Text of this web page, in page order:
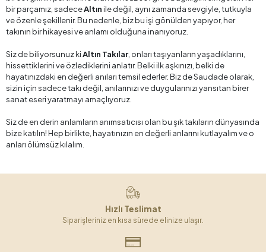
bir parçamız, sadeceAltınile değil, aynı zamanda sevgiyle, tutkuyla
ve özenle şekillenir. Bu nedenle, biz bu işi gönülden yapıyor, her
takının bir hikayesi ve anlamı olduğuna inanıyoruz.
Siz de biliyorsunuz kiAltın Takılar , onları taşıyanların yaşadıklarını,
hissettiklerini ve özlediklerini anlatır. Belki ilk aşkınızı, belki de
hayatınızdaki en değerli anıları temsil ederler. Biz de Saudade olarak,
sizin için sadece takı değil, anılarınızı ve duygularınızı yansıtan birer
sanat eseri yaratmayı amaçlıyoruz.
Siz de en derin anlamların anımsatıcısı olan bu şık takıların dünyasında
bize katılın! Hep birlikte, hayatınızın en değerli anlarını kutlayalım ve o
anları ölümsüz kılalım.
Hızlı Teslimat
Siparişleriniz en kısa sürede elinize ulaşır.